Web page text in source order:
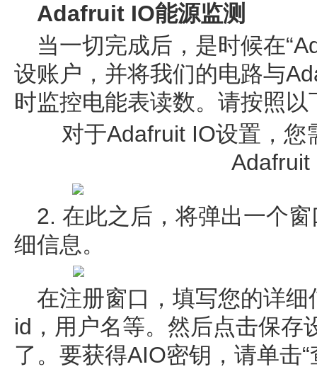
Adafruit IO能源监测
当一切完成后，是时候在
设账户，并将我们的电路与
时监控电能表读数。请按照
对于Adafruit IO设置，
Adafruit
2. 在此之后，将弹出一个
细信息。
在注册窗口，填写您的详
id，用户名等。然后点击保存
了。要获得AIO密钥，请单击